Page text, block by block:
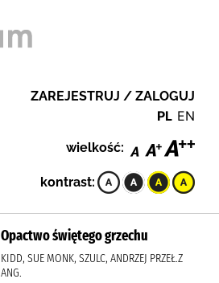
ZAREJESTRUJ / ZALOGUJ
PL EN
wielkość:
kontrast:
Opactwo świętego grzechu
KIDD, SUE MONK, SZULC, ANDRZEJ PRZEŁ.Z
ANG.